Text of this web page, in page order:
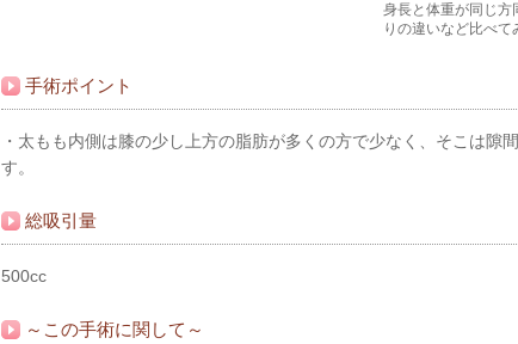
身長と体重が同じ方
りの違いなど比べて
手術ポイント
・太もも内側は膝の少し上方の脂肪が多くの方で少なく、そこは隙
す。
総吸引量
500cc
～この手術に関して～